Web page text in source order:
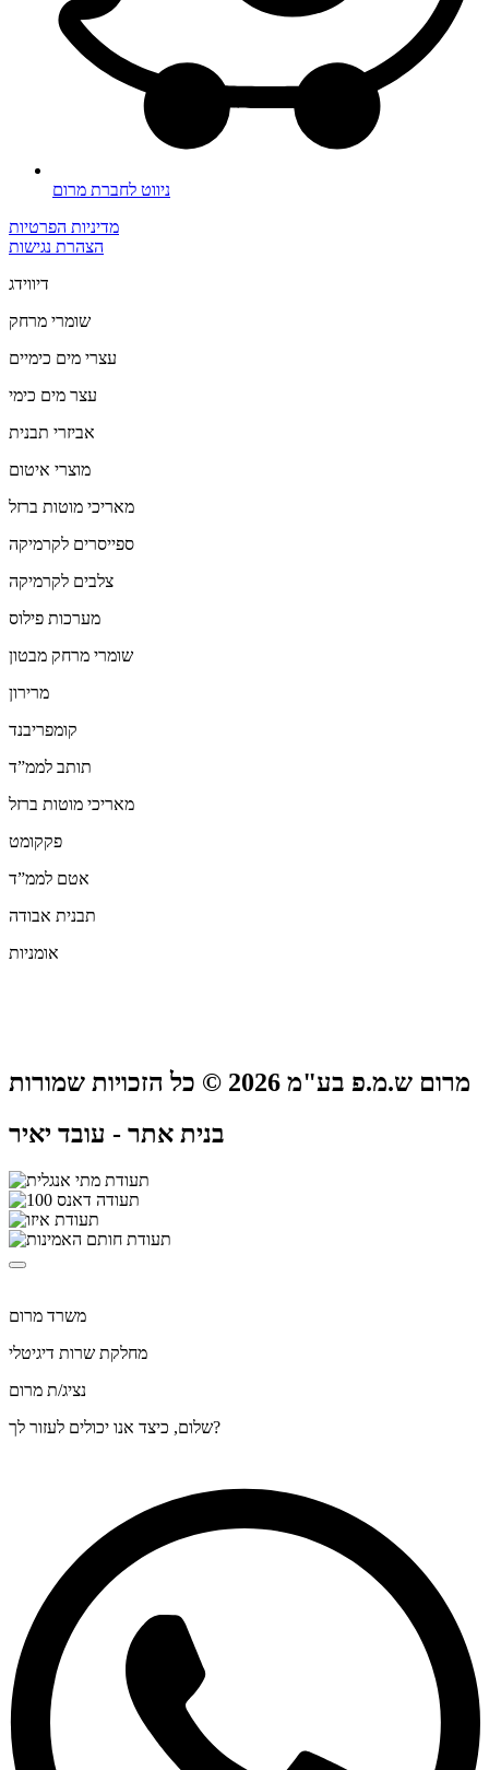
ניווט לחברת מרום
מדיניות הפרטיות
הצהרת נגישות
דיווידג
שומרי מרחק
עצרי מים כימיים
עצר מים כימי
אביזרי תבנית
מוצרי איטום
מאריכי מוטות ברזל
ספייסרים לקרמיקה
צלבים לקרמיקה
מערכות פילוס
שומרי מרחק מבטון
מרירון
קומפריבנד
תותב לממ”ד
מאריכי מוטות ברזל
פקקומט
אטם לממ”ד
תבנית אבודה
אומניות
מרום ש.מ.פ בע"מ 2026 © כל הזכויות שמורות
בנית אתר - עובד יאיר
משרד מרום
מחלקת שרות דיגיטלי
נציג/ת מרום
שלום, כיצד אנו יכולים לעזור לך?